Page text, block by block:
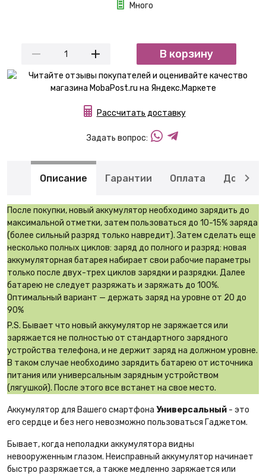
Много
В корзину
Рассчитать доставку
Задать вопрос:
Описание Гарантии Оплата
После покупки, новый аккумулятор необходимо зарядить до
максимальной отметки, затем пользоваться до 10-15% заряда
(более сильный разряд только навредит). Затем сделать еще
несколько полных циклов: заряд до полного и разряд: новая
аккумуляторная батарея набирает свои рабочие параметры
только после двух-трех циклов зарядки и разрядки. Далее
батарею не следует разряжать и заряжать до 100%.
Оптимальный вариант — держать заряд на уровне от 20 до
90%
P.S. Бывает что новый аккумулятор не заряжается или
заряжается не полностью от стандартного зарядного
устройства телефона, и не держит заряд на должном уровне.
В таком случае необходимо зарядить батарею от источника
питания или универсальным зарядным устройством
(лягушкой). После этого все встанет на свое место.
Аккумулятор для Вашего смартфона Универсальный - это
его сердце и без него невозможно пользоваться Гаджетом.
Бывает, когда неполадки аккумулятора видны
невооруженным глазом. Неисправный аккумулятор начинает
быстро разряжается, а также медленно заряжается или